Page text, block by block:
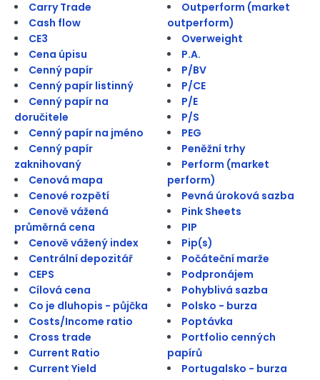
Carry Trade
Cash flow
CE3
Cena úpisu
Cenný papír
Cenný papír listinný
Cenný papír na
doručitele
Cenný papír na jméno
Cenný papír
zaknihovaný
Cenová mapa
Cenové rozpětí
Cenově vážená
průměrná cena
Cenově vážený index
Centrální depozitář
CEPS
Cílová cena
Co je dluhopis - půjčka
Costs/Income ratio
Cross trade
Current Ratio
Current Yield
Outperform (market
outperform)
Overweight
P.A.
P/BV
P/CE
P/E
P/S
PEG
Peněžní trhy
Perform (market
perform)
Pevná úroková sazba
Pink Sheets
PIP
Pip(s)
Počáteční marže
Podpronájem
Pohyblivá sazba
Polsko - burza
Poptávka
Portfolio cenných
papírů
Portugalsko - burza